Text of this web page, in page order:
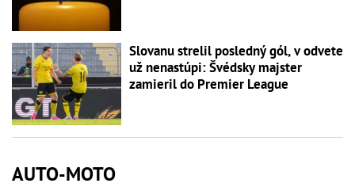
Slovanu strelil posledný gól, v odvete
už nenastúpi: Švédsky majster
zamieril do Premier League
AUTO-MOTO